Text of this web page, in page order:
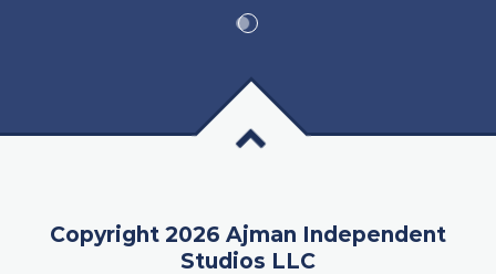
Copyright 2026 Ajman Independent
Studios LLC